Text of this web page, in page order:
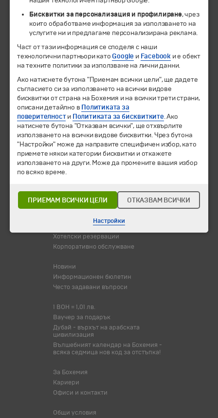
Всички права запазени.
Екскурзии и почивки
Направления
Календар
Всички програми от А до Я
Промоции
Горещи оферти
Потвърдени дати
Оферта на деня
Туристически обекти
Самолетни билети
Хотелски резервации
Корпоративно обслужване
Новини
Информационен бюлетин
Често задавани въпроси
1 BOH = 1,01 лв.
Ваучер за подарък
Дубай - върхът на арабската
цивилизация
Вълшебният календар на Бохемия -
всяка седмица нов код за отстъпка!
За Бохемия
Кариери
Офиси и контакти
Общи условия
Бисквитки за персонализация и профилиране, чрез
които обработваме информация за използването на
услугите ни и предлагаме персонализирана реклама.
Част от тази информация се споделя с наши
технологични партньори като Google и Facebook и е обект
на техните политики за използване на лични данни.
Ако натиснете бутона "Приемам всички цели", ще дадете
съгласието си за използването на всички видове
бисквитки от страна на Бохемия и на всички трети страни,
описани детайлно в Политиката за
поверителности Политиката за бисквитките. Ако
натиснете бутона "Отказвам всички", ще отхвърлите
използването на всички видове бисквитки. Чрез бутона
"Настройки" може да направите специфичен избор, като
приемете някои категории бисквитки и откажете
използването на други. Може да промените вашия избор
по всяко време.
ПРИЕМАМ ВСИЧКИ ЦЕЛИ ОТКАЗВАМ ВСИЧКИ
Настройки